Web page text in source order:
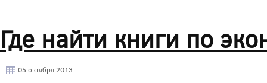
Где найти книги по
05 октября 2013